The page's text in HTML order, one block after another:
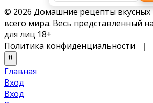
© 2026 Домашние рецепты вкусных
всего мира. Весь представленный
для лиц 18+
Политика конфиденциальности
|
Главная
Вход
Вход